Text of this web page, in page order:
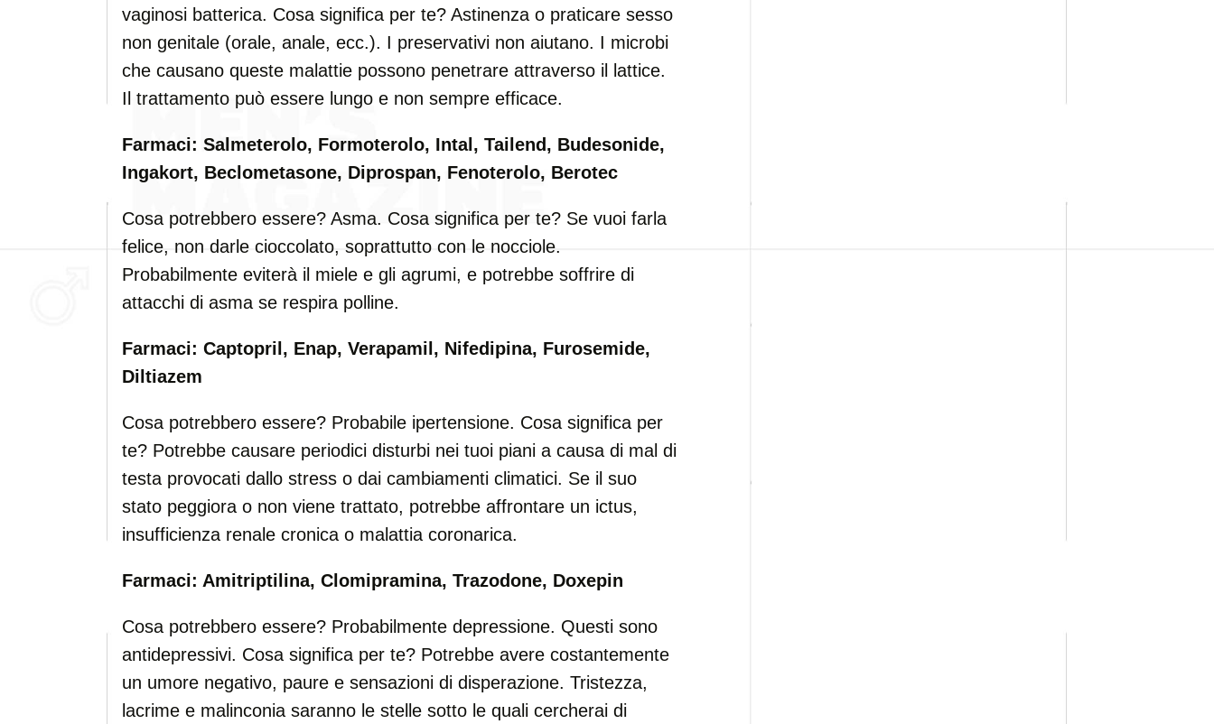
vaginosi batterica. Cosa significa per te? Astinenza o praticare sesso
non genitale (orale, anale, ecc.). I preservativi non aiutano. I microbi
che causano queste malattie possono penetrare attraverso il lattice.
Il trattamento può essere lungo e non sempre efficace.
Farmaci: Salmeterolo, Formoterolo, Intal, Tailend, Budesonide,
Ingakort, Beclometasone, Diprospan, Fenoterolo, Berotec
Cosa potrebbero essere? Asma. Cosa significa per te? Se vuoi farla
felice, non darle cioccolato, soprattutto con le nocciole.
Probabilmente eviterà il miele e gli agrumi, e potrebbe soffrire di
attacchi di asma se respira polline.
Farmaci: Captopril, Enap, Verapamil, Nifedipina, Furosemide,
Diltiazem
Cosa potrebbero essere? Probabile ipertensione. Cosa significa per
te? Potrebbe causare periodici disturbi nei tuoi piani a causa di mal di
testa provocati dallo stress o dai cambiamenti climatici. Se il suo
stato peggiora o non viene trattato, potrebbe affrontare un ictus,
insufficienza renale cronica o malattia coronarica.
Farmaci: Amitriptilina, Clomipramina, Trazodone, Doxepin
Cosa potrebbero essere? Probabilmente depressione. Questi sono
antidepressivi. Cosa significa per te? Potrebbe avere costantemente
un umore negativo, paure e sensazioni di disperazione. Tristezza,
lacrime e malinconia saranno le stelle sotto le quali cercherai di